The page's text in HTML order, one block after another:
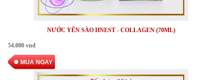
NƯỚC YẾN SÀO HNEST - COLLAGEN (70ML)
54.000 vnd
MUA NGAY